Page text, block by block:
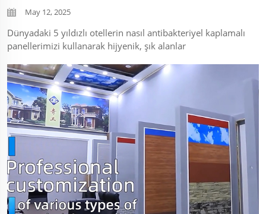
May 12, 2025
Dünyadaki 5 yıldızlı otellerin nasıl antibakteriyel kaplamalı
panellerimizi kullanarak hijyenik, şık alanlar
dahil! Şimdi sanal fabrika turunu rezerve edin. ...